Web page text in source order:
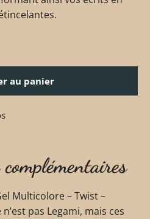
au panier
Multicolore – Twist –
pas Legami, mais ces